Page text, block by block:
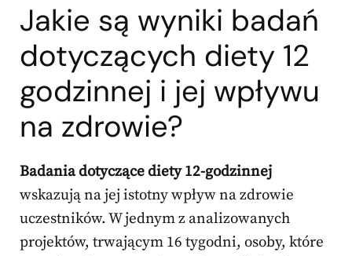
Jakie są wyniki badań
dotyczących diety 12
godzinnej i jej wpływu
na zdrowie?
Badania dotyczące diety 12-godzinnej
wskazują na jej istotny wpływ na zdrowie
uczestników. W jednym z analizowanych
projektów, trwającym 16 tygodni, osoby, które